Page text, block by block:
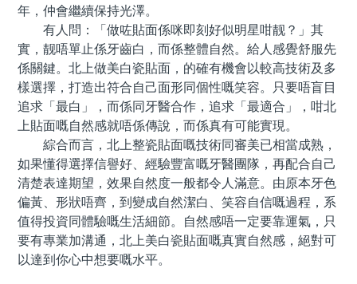
年，仲會繼續保持光澤。
有人問：「做咗貼面係咪即刻好似明星咁靓？」其
實，靓唔單止係牙齒白，而係整體自然。給人感覺舒服先
係關鍵。北上做美白瓷貼面，的確有機會以較高技術及多
樣選擇，打造出符合自己面形同個性嘅笑容。只要唔盲目
追求「最白」，而係同牙醫合作，追求「最適合」，咁北
上貼面嘅自然感就唔係傳說，而係真有可能實現。
綜合而言，北上整瓷貼面嘅技術同審美已相當成熟，
如果懂得選擇信譽好、經驗豐富嘅牙醫團隊，再配合自己
清楚表達期望，效果自然度一般都令人滿意。由原本牙色
偏黃、形狀唔齊，到變成自然潔白、笑容自信嘅過程，系
值得投資同體驗嘅生活細節。自然感唔一定要靠運氣，只
要有專業加溝通，北上美白瓷貼面嘅真實自然感，絕對可
以達到你心中想要嘅水平。